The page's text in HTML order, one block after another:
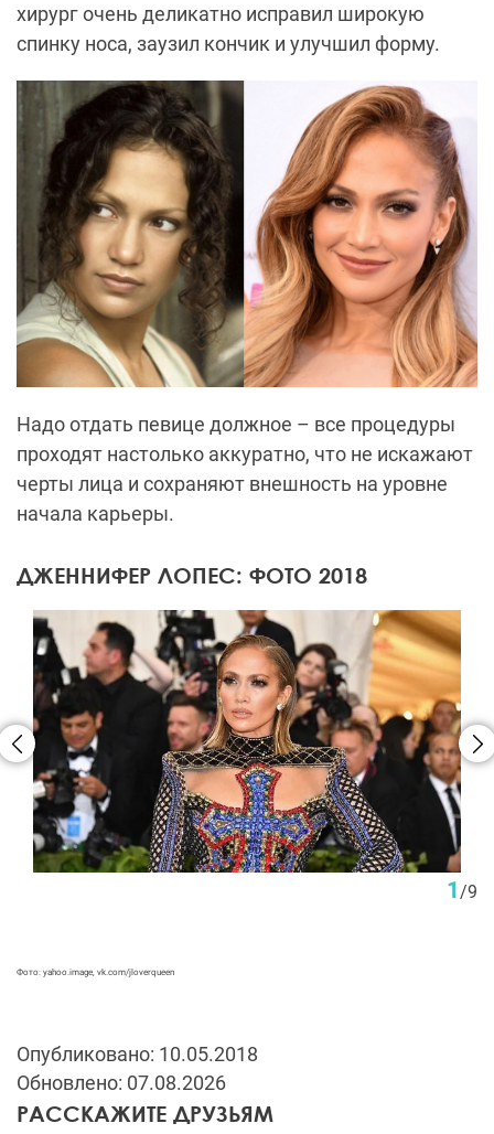
хирург очень деликатно исправил широкую
спинку носа, заузил кончик и улучшил форму.
Надо отдать певице должное – все процедуры
проходят настолько аккуратно, что не искажают
черты лица и сохраняют внешность на уровне
начала карьеры.
ДЖЕННИФЕР ЛОПЕС: ФОТО 2018
1/9
Фото: yahoo.image, vk.com/jloverqueen
Опубликовано: 10.05.2018
Обновлено: 07.08.2026
РАССКАЖИТЕ ДРУЗЬЯМ